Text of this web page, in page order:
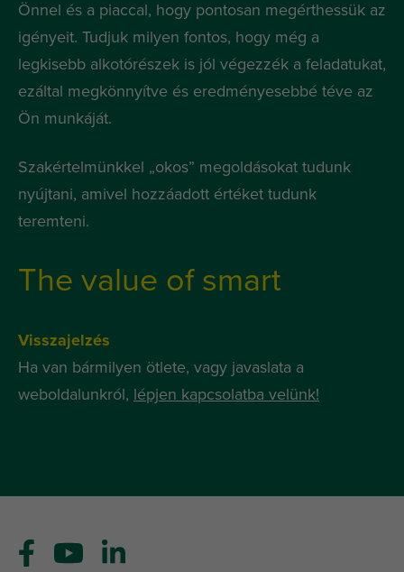
Önnel és a piaccal, hogy pontosan megérthessük az
igényeit. Tudjuk milyen fontos, hogy még a
legkisebb alkotórészek is jól végezzék a feladatukat,
ezáltal megkönnyítve és eredményesebbé téve az
Ön munkáját.
Szakértelmünkkel „okos” megoldásokat tudunk
nyújtani, amivel hozzáadott értéket tudunk
teremteni.
The value of smart
Visszajelzés
Ha van bármilyen ötlete, vagy javaslata a
weboldalunkról, lépjen kapcsolatba velünk!